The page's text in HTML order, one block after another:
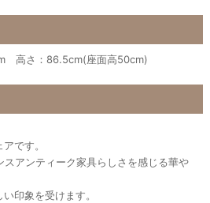
高さ：86.5cm(座面高50cm)
です。
スアンティーク家具らしさを感じる華や
印象を受けます。